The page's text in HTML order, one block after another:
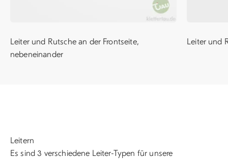
Leiter und Rutsche an der Frontseite,
nebeneinander
Leiter und
Leitern
Es sind 3 verschiedene Leiter-Typen für unsere